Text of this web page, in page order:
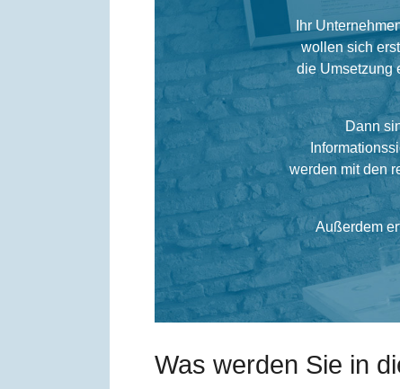
Ihr
wollen sich
die Umsetzung
Dann
werden mit den
Außerdem
Was werden Sie in